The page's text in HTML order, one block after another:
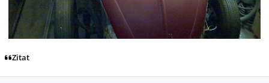
Zitat